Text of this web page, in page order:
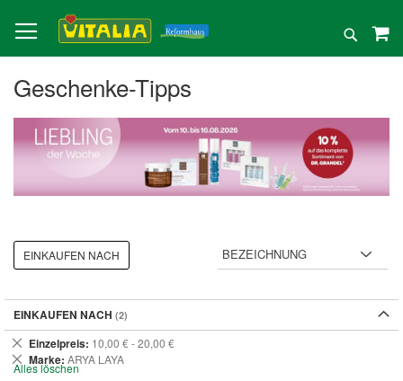
zum
Inhalt
Suche
Geschenke-Tipps
EINKAUFEN NACH
EINKAUFEN NACH
Einzelpreis 10,00 € - 20,00 €
Dies
entfernen
Marke ARYA LAYA
Dies
entfernen
Alles löschen